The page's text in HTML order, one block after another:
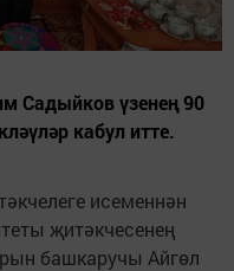
Садыйков үзенең 90
кабул итте.
исеменнән
җитәкчесенең
башкаручы Айгөл